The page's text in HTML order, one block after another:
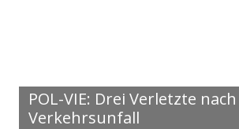
POL-VIE: Drei Verletzte nach
Verkehrsunfall